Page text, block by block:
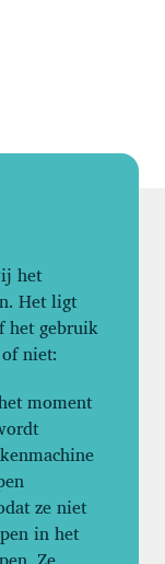
het
Het ligt
het gebruik
niet:
moment
ze niet
in het